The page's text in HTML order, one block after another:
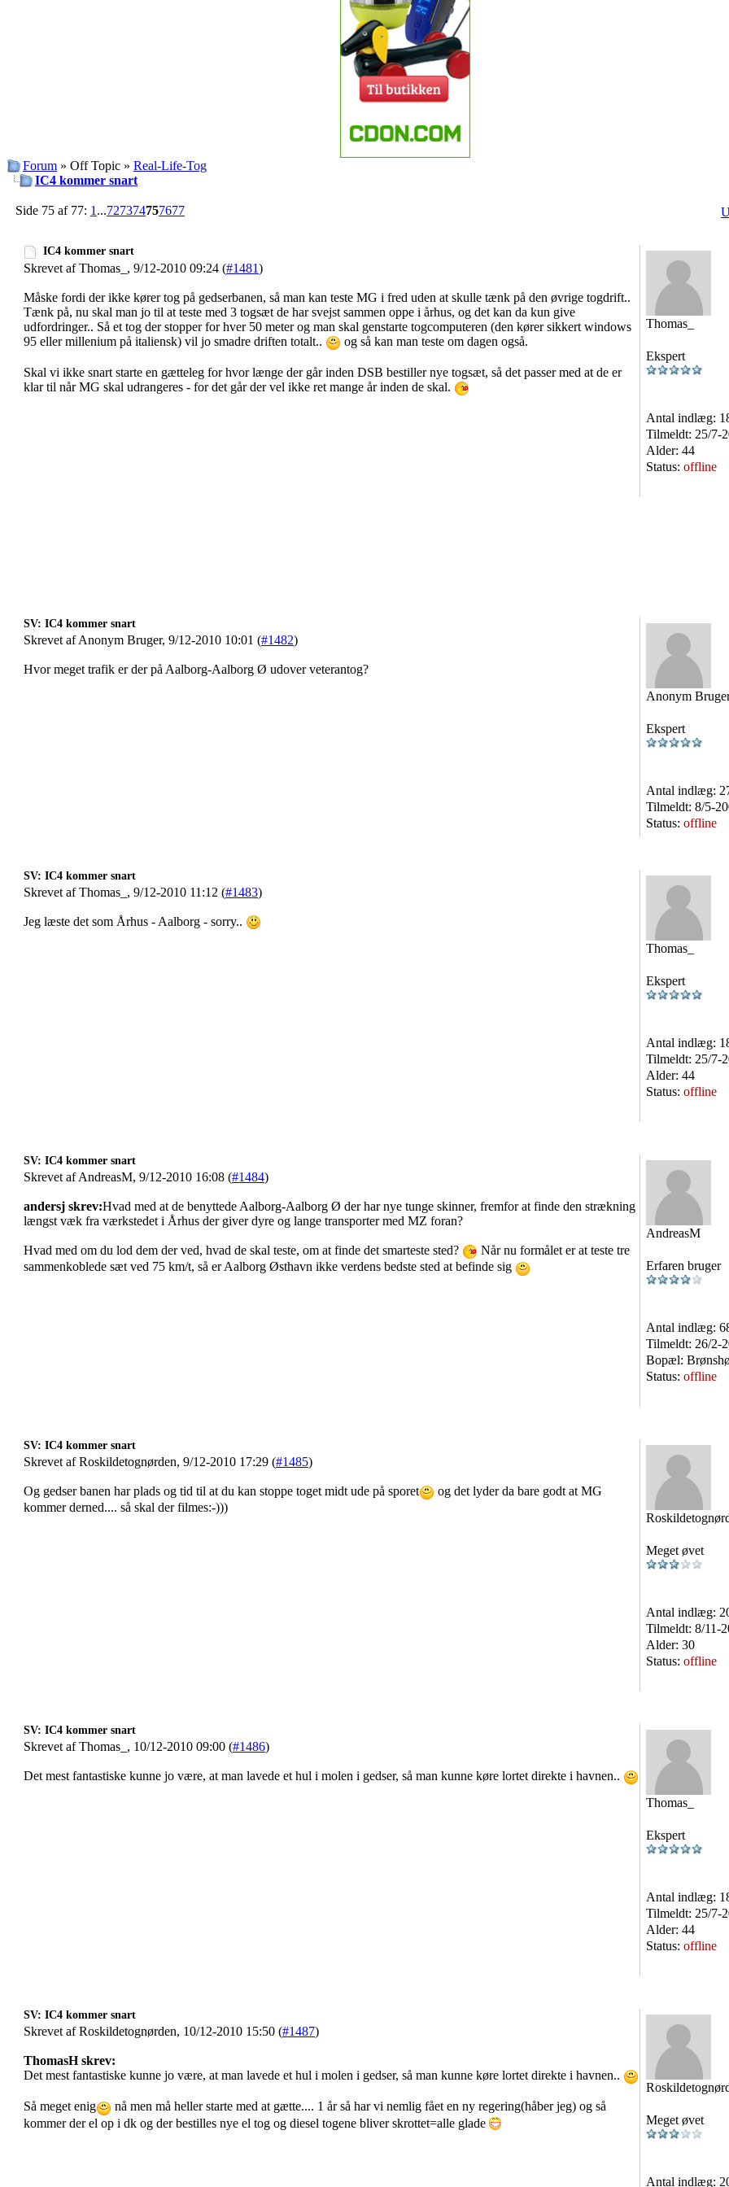
Forum » Off Topic » Real-Life-Tog
IC4 kommer snart
Side 75 af 77: 1 ...727374757677
IC4 kommer snart
Skrevet af Thomas_, 9/12-2010 09:24 (#1481)
Måske fordi der ikke kører tog på gedserbanen, så man kan teste MG i fred uden at skulle tænk på den øvrige togdrift..
Tænk på, nu skal man jo til at teste med 3 togsæt de har svejst sammen oppe i århus, og det kan da kun give
udfordringer.. Så et tog der stopper for hver 50 meter og man skal genstarte togcomputeren (den kører sikkert windows
95 eller millenium på italiensk) vil jo smadre driften totalt..
og så kan man teste om dagen også.
Skal vi ikke snart starte en gætteleg for hvor længe der går inden DSB bestiller nye togsæt, så det passer med at de er
klar til når MG skal udrangeres - for det går der vel ikke ret mange år inden de skal.
Thomas_
Ekspert
Antal indlæg:
Tilmeldt: 25/7-
Alder: 44
Status: offline
SV: IC4 kommer snart
Skrevet af Anonym Bruger, 9/12-2010 10:01 (#1482)
Hvor meget trafik er der på Aalborg-Aalborg Ø udover veterantog?
Anonym
Ekspert
Antal indlæg:
Tilmeldt: 8/5-
Status: offline
SV: IC4 kommer snart
Skrevet af Thomas_, 9/12-2010 11:12 (#1483)
Jeg læste det som Århus - Aalborg - sorry..
Thomas_
Ekspert
Antal indlæg:
Tilmeldt: 25/7-
Alder: 44
Status: offline
SV: IC4 kommer snart
Skrevet af AndreasM, 9/12-2010 16:08 (#1484)
andersj skrev:Hvad med at de benyttede Aalborg-Aalborg Ø der har nye tunge skinner, fremfor at finde den strækning
længst væk fra værkstedet i Århus der giver dyre og lange transporter med MZ foran?
Hvad med om du lod dem der ved, hvad de skal teste, om at finde det smarteste sted?
Når nu formålet er at teste tre
sammenkoblede sæt ved 75 km/t, så er Aalborg Østhavn ikke verdens bedste sted at befinde sig
AndreasM
Erfaren bruger
Antal indlæg:
Tilmeldt: 26/2-
Bopæl:
Status: offline
SV: IC4 kommer snart
Skrevet af Roskildetognørden, 9/12-2010 17:29 (#1485)
Og gedser banen har plads og tid til at du kan stoppe toget midt ude på sporet
og det lyder da bare godt at MG
kommer derned.... så skal der filmes:-)))
Meget øvet
Antal indlæg:
Tilmeldt: 8/11-
Alder: 30
Status: offline
SV: IC4 kommer snart
Skrevet af Thomas_, 10/12-2010 09:00 (#1486)
Det mest fantastiske kunne jo være, at man lavede et hul i molen i gedser, så man kunne køre lortet direkte i havnen..
Thomas_
Ekspert
Antal indlæg:
Tilmeldt: 25/7-
Alder: 44
Status: offline
SV: IC4 kommer snart
Skrevet af Roskildetognørden, 10/12-2010 15:50 (#1487)
ThomasH skrev:
Det mest fantastiske kunne jo være, at man lavede et hul i molen i gedser, så man kunne køre lortet direkte i havnen..
Så meget enig
nå men må heller starte med at gætte.... 1 år så har vi nemlig fået en ny regering(håber jeg) og så
kommer der el op i dk og der bestilles nye el tog og diesel togene bliver skrottet=alle glade
Meget øvet
Antal indlæg: